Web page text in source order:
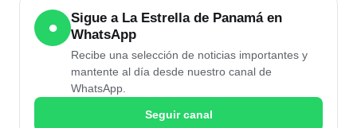
●
Sigue a La Estrella de Panamá en
WhatsApp
Recibe una selección de noticias importantes y
mantente al día desde nuestro canal de
WhatsApp.
Seguir canal